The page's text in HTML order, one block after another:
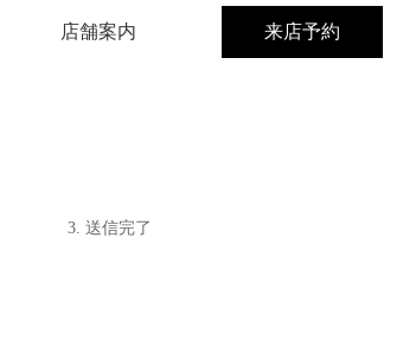
店舗案内 来店予約
送信完了